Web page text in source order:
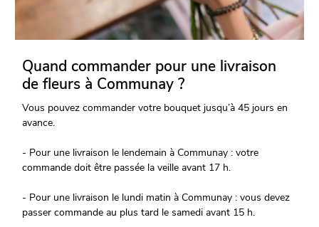
Quand commander pour une livraison
de fleurs à Communay ?
Vous pouvez commander votre bouquet jusqu’à 45 jours en
avance.
- Pour une livraison le lendemain à Communay : votre
commande doit être passée la veille avant 17 h.
- Pour une livraison le lundi matin à Communay : vous devez
passer commande au plus tard le samedi avant 15 h.